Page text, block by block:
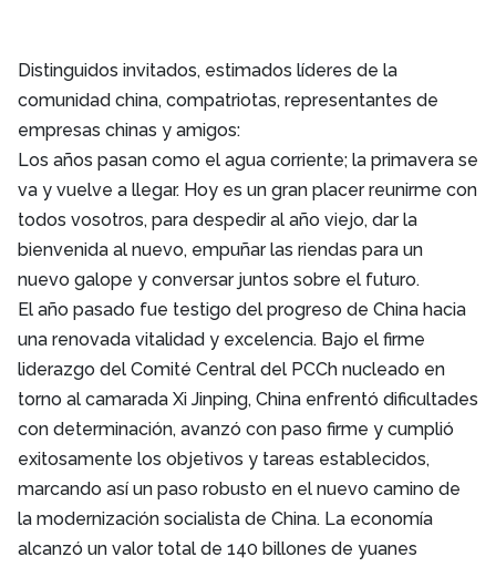
Distinguidos invitados, estimados líderes de la
comunidad china, compatriotas, representantes de
empresas chinas y amigos:
Los años pasan como el agua corriente; la primavera se
va y vuelve a llegar. Hoy es un gran placer reunirme con
todos vosotros, para despedir al año viejo, dar la
bienvenida al nuevo, empuñar las riendas para un
nuevo galope y conversar juntos sobre el futuro.
El año pasado fue testigo del progreso de China hacia
una renovada vitalidad y excelencia. Bajo el firme
liderazgo del Comité Central del PCCh nucleado en
torno al camarada Xi Jinping, China enfrentó dificultades
con determinación, avanzó con paso firme y cumplió
exitosamente los objetivos y tareas establecidos,
marcando así un paso robusto en el nuevo camino de
la modernización socialista de China. La economía
alcanzó un valor total de 140 billones de yuanes